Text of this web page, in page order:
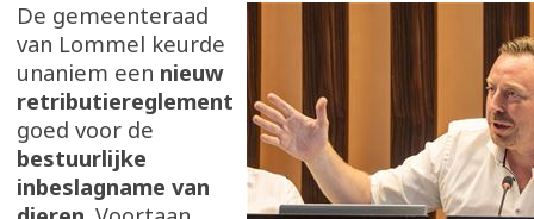
De gemeenteraad
van Lommel keurde
unaniem een nieuw
retributiereglement
goed voor de
bestuurlijke
inbeslagname van